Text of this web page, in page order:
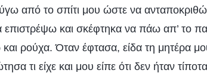
από το σπίτι μου ώστε να ανταποκριθώ
επιστρέψω και σκέφτηκα να πάω απ’ το
ρούχα. Όταν έφτασα, είδα τη μητέρα
τι είχε και μου είπε ότι δεν ήταν